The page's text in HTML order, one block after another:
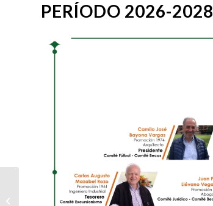
PERÍODO 2026-2028
JUAN CAMILO PARDO